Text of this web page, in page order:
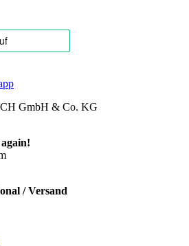
GmbH & Co. KG
/ Versand